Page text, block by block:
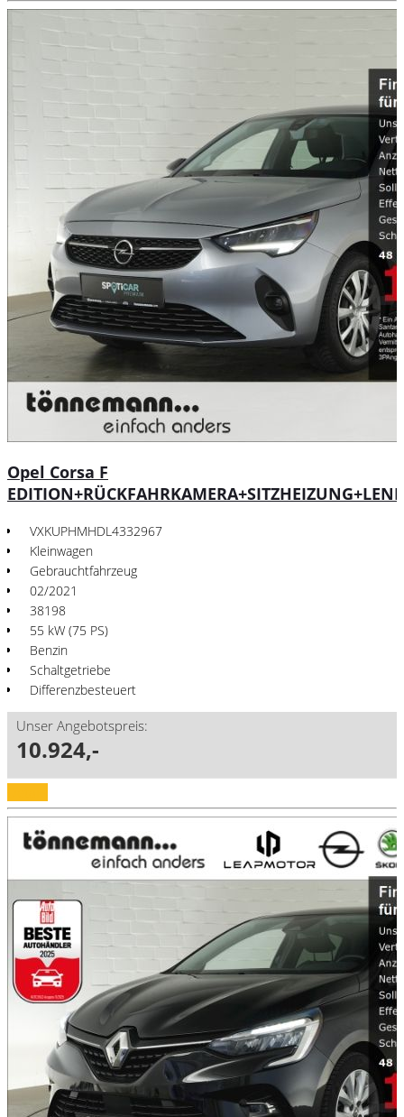
Opel Corsa F
VXKUPHMHDL4332967
Kleinwagen
Gebrauchtfahrzeug
02/2021
38198
55 kW (75 PS)
Benzin
Schaltgetriebe
Differenzbesteuert
Unser Angebotspreis:
10.924,-